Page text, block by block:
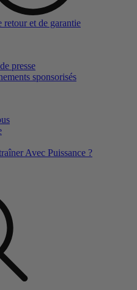
retour et de garantie
presse
sponsorisés
Avec Puissance ?